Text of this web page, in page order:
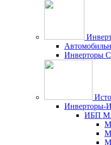
Инверторы
ИБП